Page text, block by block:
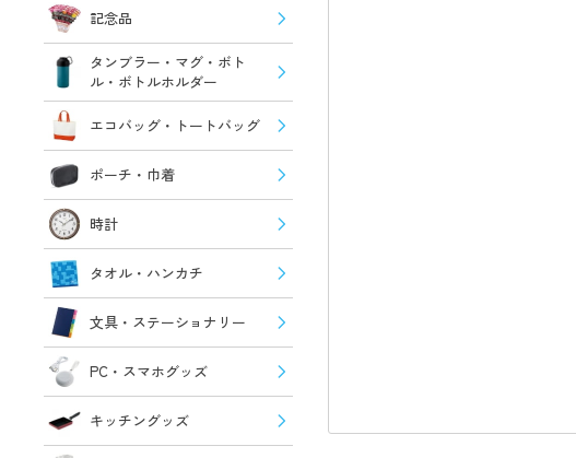
記念品
タンブラー・マグ・ボト
ル・ボトルホルダー
エコバッグ・トートバッグ
ポーチ・巾着
時計
タオル・ハンカチ
文具・ステーショナリー
PC・スマホグッズ
キッチングッズ